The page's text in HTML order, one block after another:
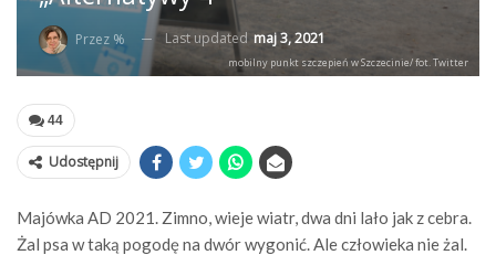
Przez % Last updated maj 3, 2021
mobilny punkt szczepień w Szczecinie/ fot. Twitter
44
Udostępnij
Majówka AD 2021. Zimno, wieje wiatr, dwa dni lało jak z cebra.
Żal psa w taką pogodę na dwór wygonić. Ale człowieka nie żal.